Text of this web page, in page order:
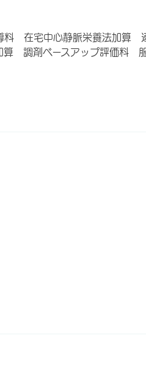
料 在宅中心静脈栄養法加算
調剤ベースアップ評価料